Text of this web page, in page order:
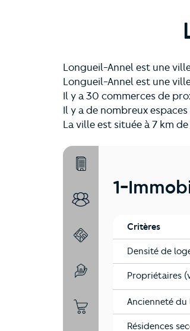
Longueil-Annel est une
Longueil-Annel est une
Il y a 30 commerces de
Il y a de nombreux
La ville est située à 7 km
1-Immobilier
2-Habitants
3-Environnement
4-Education
5-Commerces
1-
Critères
Densité de
Propriétaires
Ancienneté
Résidences